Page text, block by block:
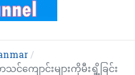
င်ကျောင်းများကိုမီးရှို့ခြင်း